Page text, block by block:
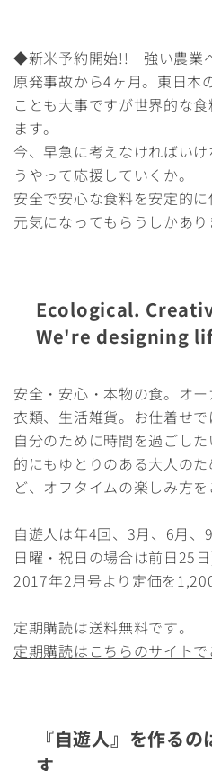
◆新米予約開始!! 強い農業へ
原発事故から4ヶ月。東日本
ことも大事ですが世界的な
ます。
今、早急に考えなければい
うやって応援していくか。
安全で安心な食料を安定的
元気になってもらうしかあり
Ecological.
We're designing
安全・安心・本物の食。オ
衣類、生活雑貨。お仕着せで
自分のために時間を過ごし
的にもゆとりのある大人の
ど、オフタイムの楽しみ方を
自遊人は年4回、3月、6月
日曜・祝日の場合は前日25日
2017年2月号より定価を
定期購読は送料無料です。
定期購読はこちらのサイトで
『自遊人』を作る
す